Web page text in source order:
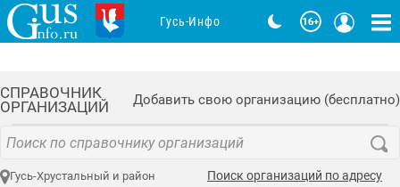
СПРАВОЧНИК
ОРГАНИЗАЦИЙ
Добавить свою организацию (бесплатно)
Гусь-Хрустальный и район Поиск организаций по адресу
Гусь-Инфо